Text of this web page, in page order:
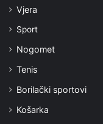
Vjera
Sport
Nogomet
Tenis
Borilački sportovi
Košarka